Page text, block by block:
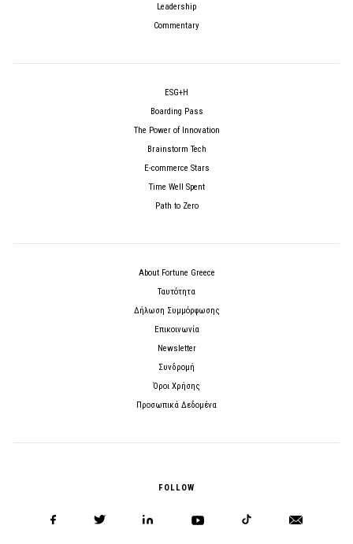
Leadership
Commentary
ESG+H
Boarding Pass
The Power of Innovation
Brainstorm Tech
E-commerce Stars
Time Well Spent
Path to Zero
About Fortune Greece
Ταυτότητα
Δήλωση Συμμόρφωσης
Επικοινωνία
Newsletter
Συνδρομή
Όροι Χρήσης
Προσωπικά Δεδομένα
FOLLOW